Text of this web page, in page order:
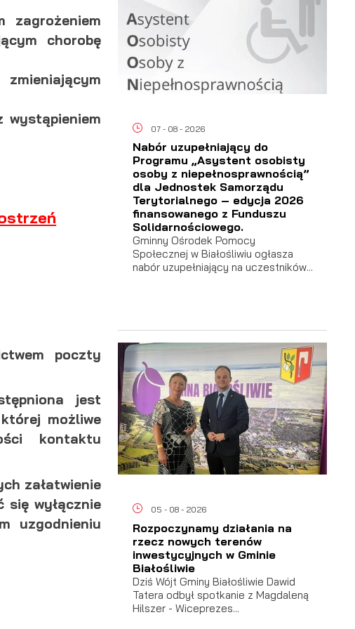
zagrożeniem
chorobę
wystąpieniem
poczty
jest
możliwe
kontaktu
załatwienie
się wyłącznie
uzgodnieniu
07 - 08 - 2026
Nabór uzupełniający do
Programu „Asystent osobisty
osoby z niepełnosprawnością”
dla Jednostek Samorządu
Terytorialnego – edycja 2026
finansowanego z Funduszu
Solidarnościowego.
Gminny Ośrodek Pomocy
Społecznej w Białośliwiu ogłasza
nabór uzupełniający na uczestników...
05 - 08 - 2026
Rozpoczynamy działania na
rzecz nowych terenów
inwestycyjnych w Gminie
Białośliwie
Dziś Wójt Gminy Białośliwie Dawid
Tatera odbył spotkanie z Magdaleną
Hilszer - Wiceprezes...